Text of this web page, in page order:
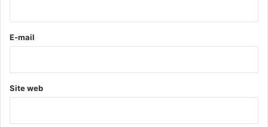
e
E-mail
Site web